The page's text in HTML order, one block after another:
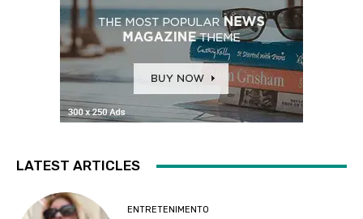
LATEST ARTICLES
ENTRETENIMENTO